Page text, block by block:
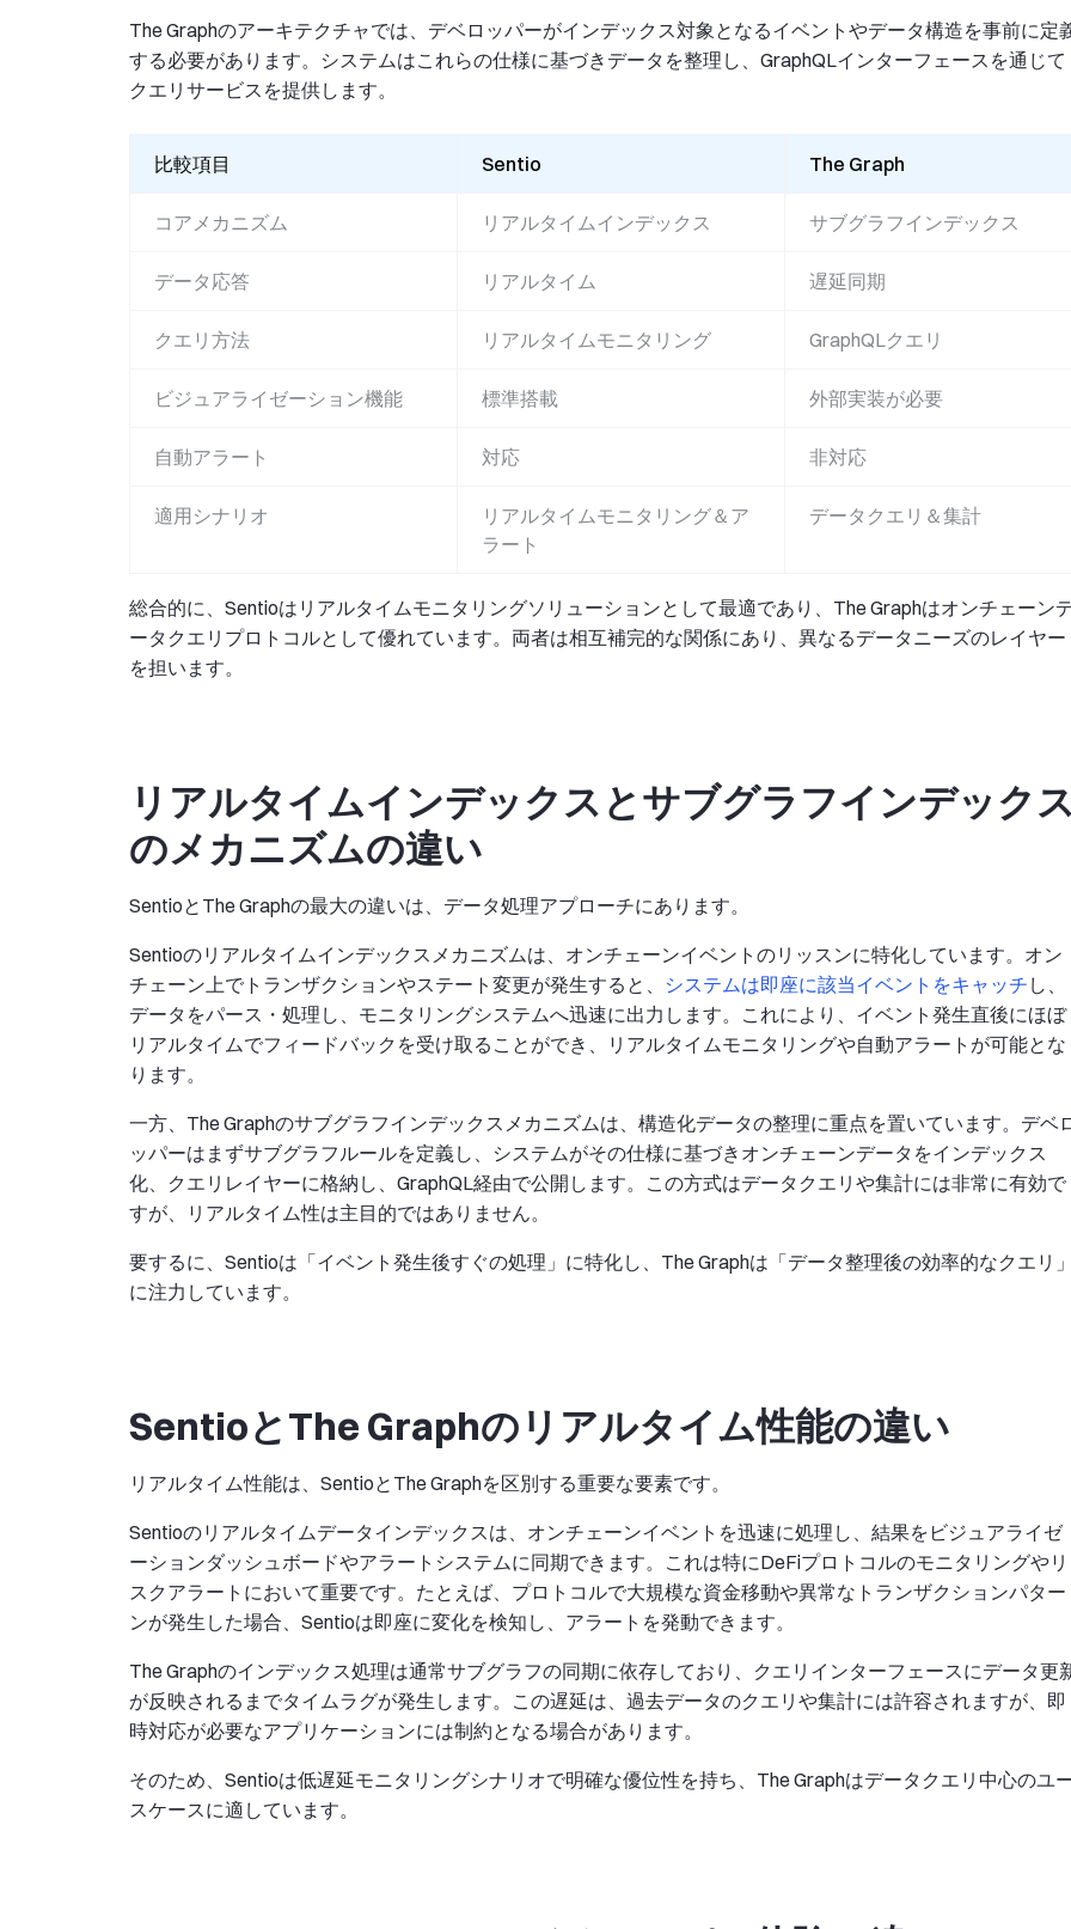
The Graphのアーキテクチャでは、デベロッパーがインデックス対象となるイベントやデータ構造を事前に定
する必要があります。システムはこれらの仕様に基づきデータを整理し、GraphQLインターフェースを通じて
クエリサービスを提供します。
比較項目 Sentio The Graph
コアメカニズム リアルタイムインデックス サブグラフインデックス
データ応答 リアルタイム 遅延同期
クエリ方法 リアルタイムモニタリング GraphQLクエリ
ビジュアライゼーション機能 標準搭載 外部実装が必要
自動アラート 対応 非対応
適用シナリオ
リアルタイムモニタリング＆ア
ラート
データクエリ＆集計
総合的に、Sentioはリアルタイムモニタリングソリューションとして最適であり、The Graphはオンチェーン
ータクエリプロトコルとして優れています。両者は相互補完的な関係にあり、異なるデータニーズのレイヤー
を担います。
リアルタイムインデックスとサブグラフインデック
のメカニズムの違い
SentioとThe Graphの最大の違いは、データ処理アプローチにあります。
Sentioのリアルタイムインデックスメカニズムは、オンチェーンイベントのリッスンに特化しています。オン
チェーン上でトランザクションやステート変更が発生すると、 システムは即座に該当イベントをキャッチ し、
データをパース・処理し、モニタリングシステムへ迅速に出力します。これにより、イベント発生直後にほぼ
リアルタイムでフィードバックを受け取ることができ、リアルタイムモニタリングや自動アラートが可能とな
ります。
一方、The Graphのサブグラフインデックスメカニズムは、構造化データの整理に重点を置いています。デベ
ッパーはまずサブグラフルールを定義し、システムがその仕様に基づきオンチェーンデータをインデックス
化、クエリレイヤーに格納し、GraphQL経由で公開します。この方式はデータクエリや集計には非常に有効で
すが、リアルタイム性は主目的ではありません。
要するに、Sentioは「イベント発生後すぐの処理」に特化し、The Graphは「データ整理後の効率的なクエリ
に注力しています。
SentioとThe Graphのリアルタイム性能の違い
リアルタイム性能は、SentioとThe Graphを区別する重要な要素です。
Sentioのリアルタイムデータインデックスは、オンチェーンイベントを迅速に処理し、結果をビジュアライゼ
ーションダッシュボードやアラートシステムに同期できます。これは特にDeFiプロトコルのモニタリングやリ
スクアラートにおいて重要です。たとえば、プロトコルで大規模な資金移動や異常なトランザクションパター
ンが発生した場合、Sentioは即座に変化を検知し、アラートを発動できます。
The Graphのインデックス処理は通常サブグラフの同期に依存しており、クエリインターフェースにデータ更
が反映されるまでタイムラグが発生します。この遅延は、過去データのクエリや集計には許容されますが、即
時対応が必要なアプリケーションには制約となる場合があります。
そのため、Sentioは低遅延モニタリングシナリオで明確な優位性を持ち、The Graphはデータクエリ中心のユ
スケースに適しています。